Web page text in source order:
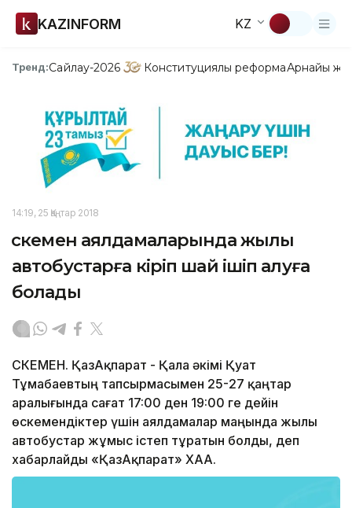
KAZINFORM KZ
Тренд:Сайлау-2026 Конституциялық реформаАрнайы
14:19, 25 Қаңтар 2018
Өскемен аялдамаларында жылы
автобустарға кіріп шай ішіп алуға
болады
ӨСКЕМЕН. ҚазАқпарат - Қала әкімі Қуат
Тұмабаевтың тапсырмасымен 25-27 қаңтар
аралығында сағат 17:00 ден 19:00 ге дейін
өскемендіктер үшін аялдамалар маңында жылы
автобустар жұмыс істеп тұратын болды, деп
хабарлайды «ҚазАқпарат» ХАА.